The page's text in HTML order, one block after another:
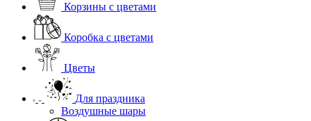
Корзины с цветами
Коробка с цветами
Цветы
Для праздника
Воздушные шары